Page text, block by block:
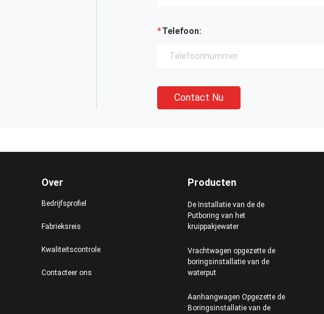
Telefoon:
Contact Nu
Over
Bedrijfsprofiel
Fabrieksreis
Kwaliteitscontrole
Contacteer ons
Producten
De Installatie van de de
Putboring van het
kruippakjewater
Vrachtwagen opgezette de
boringsinstallatie van de
waterput
Aanhangwagen Opgezette de
Boringsinstallatie van de